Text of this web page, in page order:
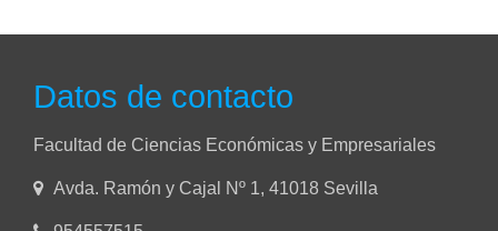
Datos de contacto
Facultad de Ciencias Económicas y Empresariales
Avda. Ramón y Cajal Nº 1, 41018 Sevilla